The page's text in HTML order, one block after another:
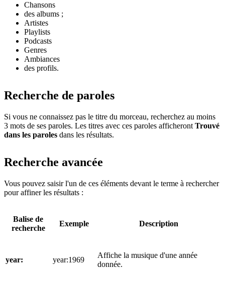
Chansons
des albums ;
Artistes
Playlists
Podcasts
Genres
Ambiances
des profils.
Recherche de paroles
Si vous ne connaissez pas le titre du morceau, recherchez au moins
3 mots de ses paroles. Les titres avec ces paroles afficheront Trouvé
dans les paroles dans les résultats.
Recherche avancée
Vous pouvez saisir l'un de ces éléments devant le terme à rechercher
pour affiner les résultats :
Balise de
recherche
Exemple Description
year: year:1969
Affiche la musique d'une année
donnée.